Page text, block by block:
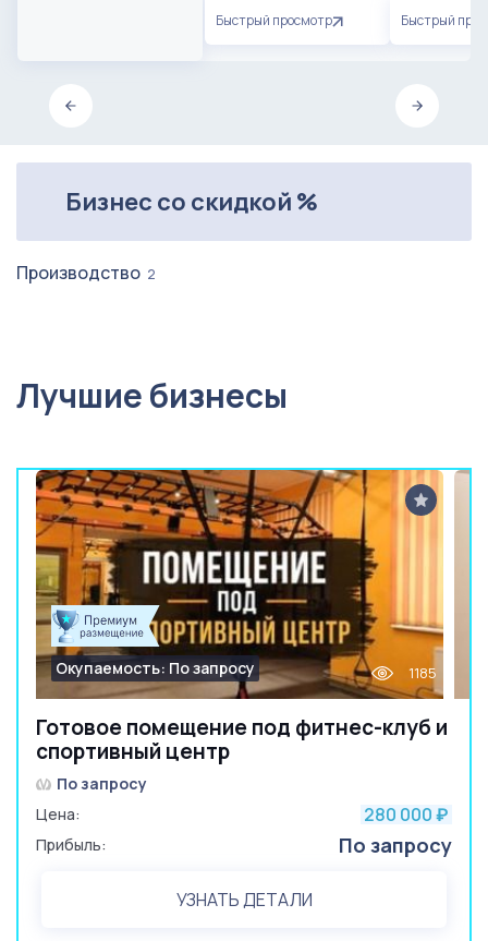
Быстрый просмотр Быстрый
Бизнес со скидкой %
Производство 2
Лучшие бизнесы
Готовое помещение под фитнес-клуб и
спортивный центр
Окупаемость: По запросу 1185
По запросу
Цена:
280 000 ₽
Прибыль: По запросу
УЗНАТЬ ДЕТАЛИ